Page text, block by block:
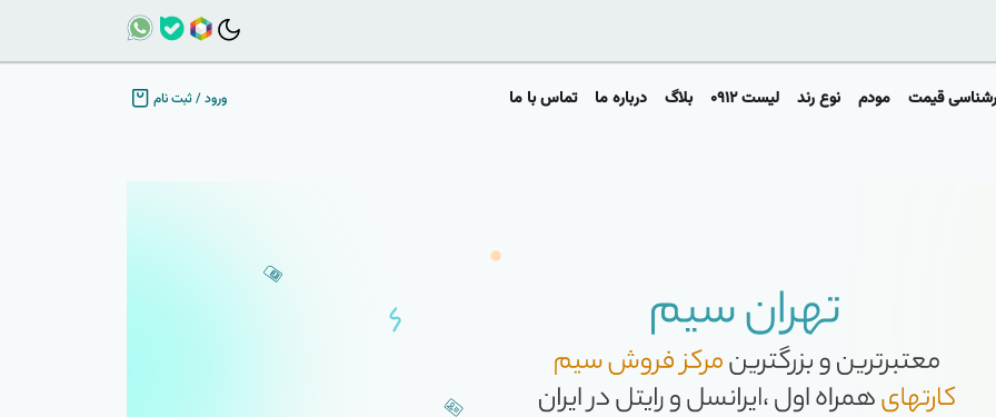
قیمت مودم نوع رند لیست ۰۹۱۲ بلاگ درباره ما تماس با ما ورود/ثبت نام